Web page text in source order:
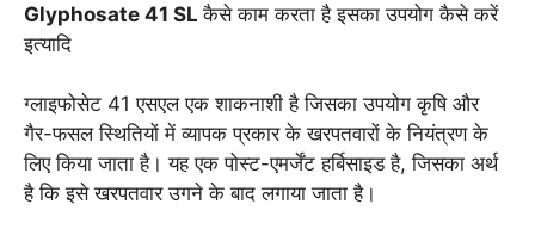
Glyphosate 41 SLकैसे काम करता है इसका उपयोग कैसे करें
इत्यादि
ग्लाइफोसेट 41 एसएल एक शाकनाशी है जिसका उपयोग कृषि और
गैर-फसल स्थितियों में व्यापक प्रकार के खरपतवारों के नियंत्रण के
लिए किया जाता है। यह एक पोस्ट-एमर्जेंट हर्बिसाइड है, जिसका अर्थ
है कि इसे खरपतवार उगने के बाद लगाया जाता है।